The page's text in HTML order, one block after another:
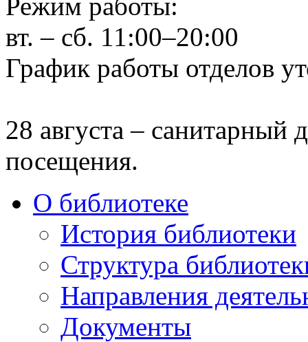
вт. – сб. 11:00–20:00
График работы отделов
28 августа – санитарный
посещения.
О библиотеке
История библиотеки
Структура
Направления
Документы